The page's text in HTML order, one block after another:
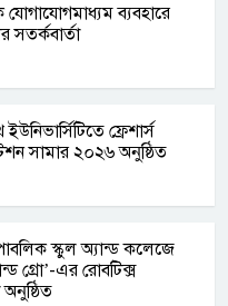
যোগাযোগমাধ্যম ব্যবহারে
সতর্কবার্তা
ফ্রেশার্স
সামার ২০২৬ অনুষ্ঠিত
স্কুল অ্যান্ড কলেজে
গ্রো’-এর রোবটিক্স